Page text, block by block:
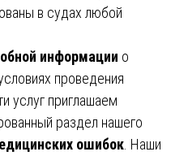
в судах любой
информации о
проведения
услуг приглашаем
раздел нашего
ошибок . Наши